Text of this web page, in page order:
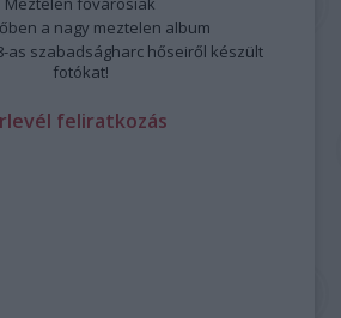
a nagy meztelen album
as szabadságharc hőseiről készült
fotókat!
feliratkozás